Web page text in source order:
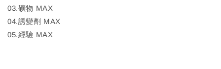
03.礦物 MAX
04.誘變劑 MAX
05.經驗 MAX